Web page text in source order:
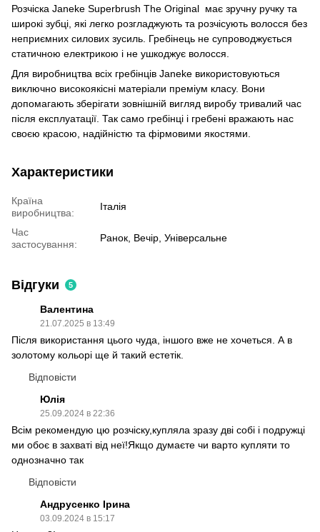
Розчіска Janeke Superbrush The Original має зручну ручку та
широкі зубці, які легко розгладжують та розчісують волосся без
неприємних силових зусиль. Гребінець не супроводжується
статичною електрикою і не ушкоджує волосся.
Для виробництва всіх гребінців Janeke використовуються
виключно високоякісні матеріали преміум класу. Вони
допомагають зберігати зовнішній вигляд виробу тривалий час
після експлуатації. Так само гребінці і гребені вражають нас
своєю красою, надійністю та фірмовими якостями.
Характеристики
Країна
виробництва:
Італія
Час
застосування:
Ранок, Вечір, Універсальне
Відгуки 5
Валентина
21.07.2025 в 13:49
Після використання цього чуда, іншого вже не хочеться. А в
золотому кольорі ще й такий естетік.
Відповісти
Юлія
25.09.2024 в 22:36
Всім рекомендую цю розчіску,купляла зразу дві собі і подружці
ми обоє в захваті від неї!Якщо думаєте чи варто купляти то
однозначно так
Відповісти
Андрусенко Ірина
03.09.2024 в 15:17